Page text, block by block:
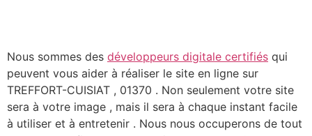
Nous sommes des développeurs digitale certifiés qui
peuvent vous aider à réaliser le site en ligne sur
TREFFORT-CUISIAT , 01370 . Non seulement votre site
sera à votre image , mais il sera à chaque instant facile
à utiliser et à entretenir . Nous nous occuperons de tout